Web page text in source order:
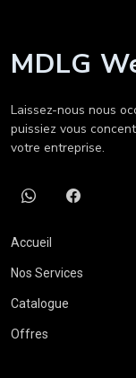
MDLG
Laissez-nous nous
puissiez vous
votre entreprise.
Accueil
Nos Services
Catalogue
Offres